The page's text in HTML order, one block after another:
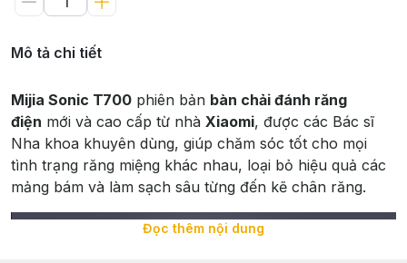
Mô tả chi tiết
Mijia Sonic T700 phiên bản bàn chải đánh răng
điện mới và cao cấp từ nhà Xiaomi, được các Bác sĩ
Nha khoa khuyên dùng, giúp chăm sóc tốt cho mọi
tình trạng răng miệng khác nhau, loại bỏ hiệu quả các
mảng bám và làm sạch sâu từng đến kẽ chân răng.
Đọc thêm nội dung